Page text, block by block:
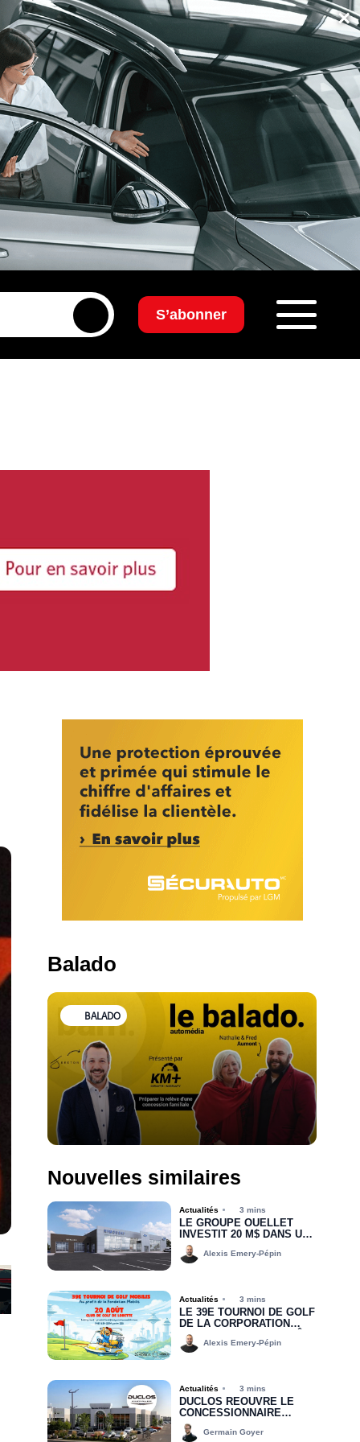
×
S’abonner
Balado
BALADO
Nouvelles similaires
Actualités 3 mins
LE GROUPE OUELLET
INVESTIT 20 M$ DANS UNE
NOUVELLE CONCESSION
POUR RIMOUSKI FORD
Alexis Emery-Pépin
Actualités 3 mins
LE 39E TOURNOI DE GOLF
DE LA CORPORATION
MOBILIS, C’EST BIENTÔT!
Alexis Emery-Pépin
Actualités 3 mins
DUCLOS RÉOUVRE LE
CONCESSIONNAIRE
CHRYSLER DODGE JEEP
RAM DE DRUMMONDVILLE
Germain Goyer